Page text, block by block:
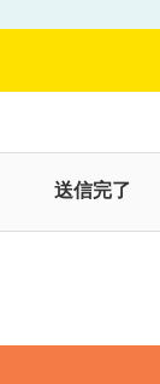
送信完了